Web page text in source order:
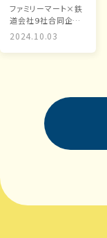
ファミリーマート×鉄
道会社９社合同企
画！！
2024.10.03